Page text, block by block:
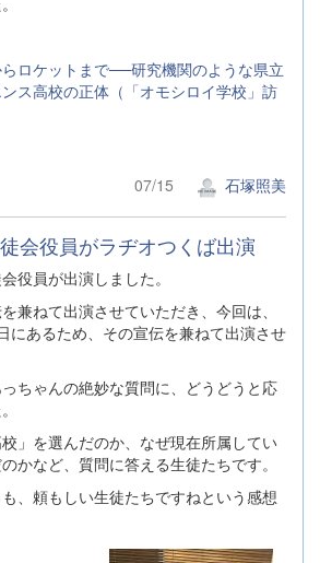
らロケットまで──研究機関のような県立
ス高校の正体（「オモシロイ学校」訪
07/15 石塚照美
会役員がラヂオつくば出演
役員が出演しました。
兼ねて出演させていただき、今回は、
にあるため、その宣伝を兼ねて出演させ
ちゃんの絶妙な質問に、どうどうと応
」を選んだのか、なぜ現在所属してい
かなど、質問に答える生徒たちです。
も、頼もしい生徒たちですねという感想